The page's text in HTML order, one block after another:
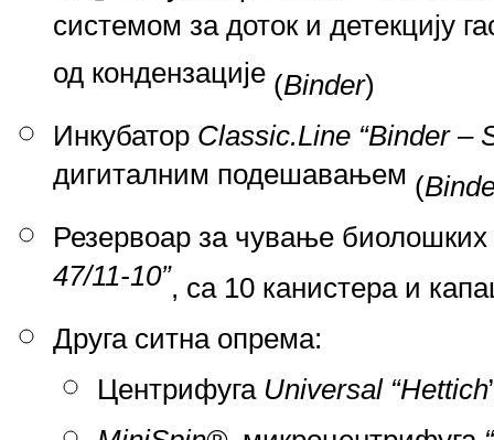
системом за доток и детекцију
од кондензације (Binder)
Инкубатор Classic.Line “Binder –
дигиталним подешавањем (
Резервоар за чување
47/11-10”, са 10 канистера и
Друга ситна опрема:
Центрифуга Universal “Hettich